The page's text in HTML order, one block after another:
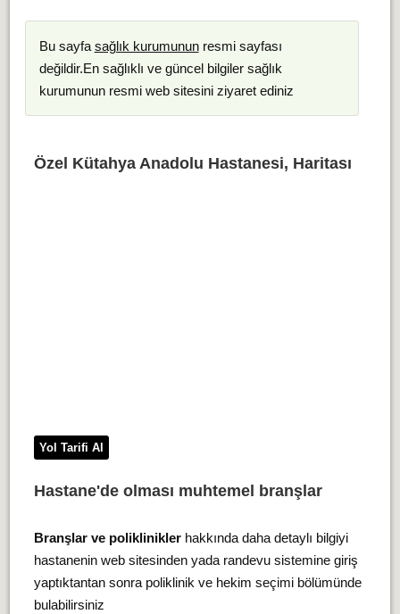
Bu sayfa sağlık kurumununresmi sayfası
değildir.En sağlıklı ve güncel bilgiler sağlık
kurumunun resmi web sitesini ziyaret ediniz
Özel Kütahya Anadolu Hastanesi, Haritası
Yol Tarifi Al
Hastane'de olması muhtemel branşlar
Branşlar ve polikliniklerhakkında daha detaylı bilgiyi
hastanenin web sitesinden yada randevu sistemine giriş
yaptıktantan sonra poliklinik ve hekim seçimi bölümünde
bulabilirsiniz